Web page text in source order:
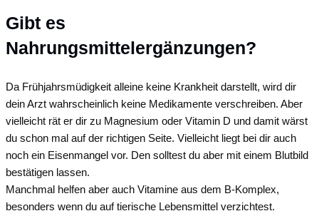
Gibt es
Nahrungsmittelergänzungen?
Da Frühjahrsmüdigkeit alleine keine Krankheit darstellt, wird dir
dein Arzt wahrscheinlich keine Medikamente verschreiben. Aber
vielleicht rät er dir zu Magnesium oder Vitamin D und damit wärst
du schon mal auf der richtigen Seite. Vielleicht liegt bei dir auch
noch ein Eisenmangel vor. Den solltest du aber mit einem Blutbild
bestätigen lassen.
Manchmal helfen aber auch Vitamine aus dem B-Komplex,
besonders wenn du auf tierische Lebensmittel verzichtest.